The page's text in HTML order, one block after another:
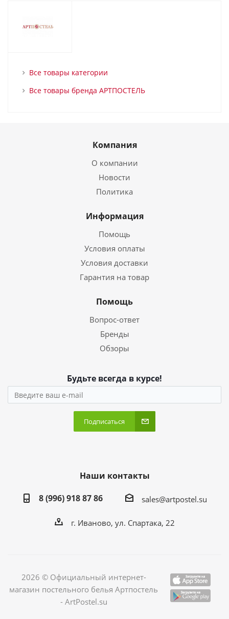
Все товары категории
Все товары бренда АРТПОСТЕЛЬ
Компания
О компании
Новости
Политика
Информация
Помощь
Условия оплаты
Условия доставки
Гарантия на товар
Помощь
Вопрос-ответ
Бренды
Обзоры
Будьте всегда в курсе!
Подписаться
Наши контакты
8 (996) 918 87 86
sales@artpostel.su
г. Иваново, ул. Спартака, 22
2026 © Официальный интернет-
магазин постельного белья Артпостель
- ArtPostel.su